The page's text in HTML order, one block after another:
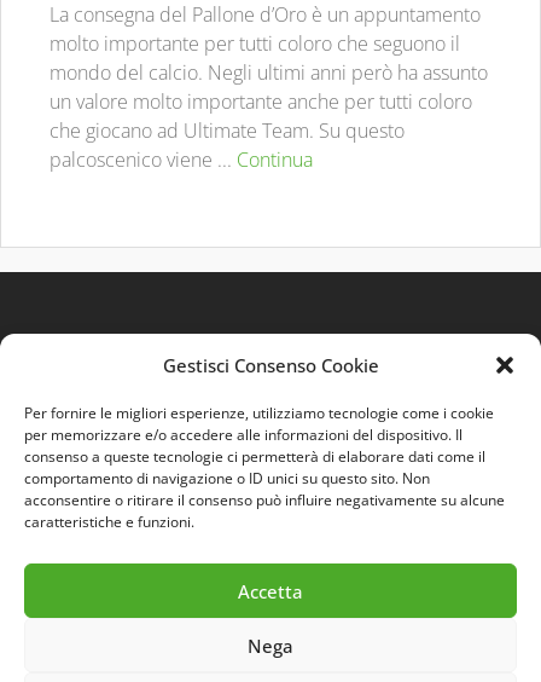
Gestisci Consenso Cookie
Per fornire le migliori esperienze, utilizziamo tecnologie come i cookie
per memorizzare e/o accedere alle informazioni del dispositivo. Il
consenso a queste tecnologie ci permetterà di elaborare dati come il
comportamento di navigazione o ID unici su questo sito. Non
acconsentire o ritirare il consenso può influire negativamente su alcune
caratteristiche e funzioni.
Accetta
Nega
La consegna del Pallone d’Oro è un appuntamento
molto importante per tutti coloro che seguono il
mondo del calcio. Negli ultimi anni però ha assunto
un valore molto importante anche per tutti coloro
che giocano ad Ultimate Team. Su questo
palcoscenico viene ... Continua
Quest'opera è distribuita con LicenzaCreative
Commons 3.0 Italia.